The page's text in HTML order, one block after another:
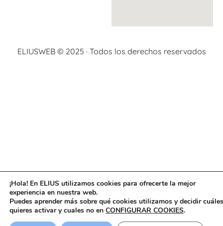
ELIUSWEB © 2025 · Todos los derechos reservados
¡Hola! En ELIUS utilizamos cookies para ofrecerte la mejor
experiencia en nuestra web.
Puedes aprender más sobre qué cookies utilizamos y decidir cuáles
quieres activar y cuales no en CONFIGURAR COOKIES.